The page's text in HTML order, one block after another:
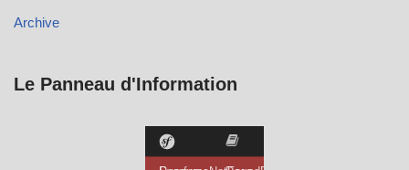
Archive
Le Panneau d'Information